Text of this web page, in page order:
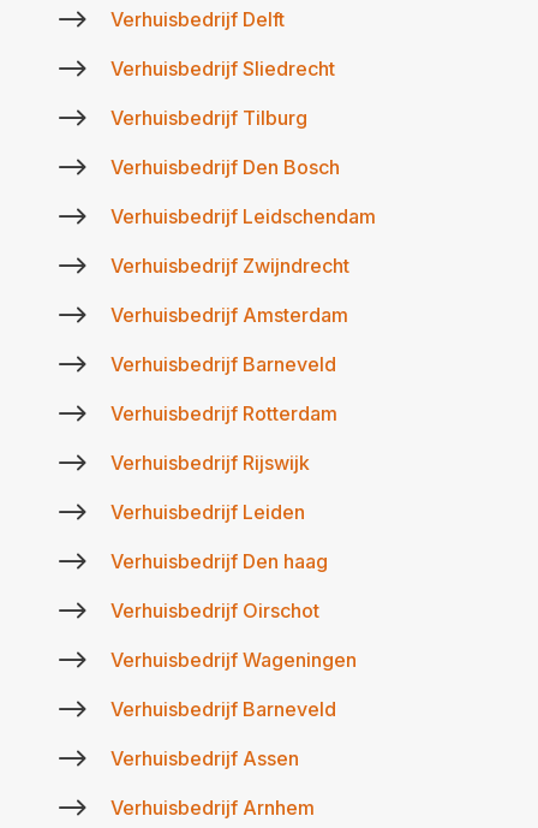
$ Verhuisbedrijf Delft
$ Verhuisbedrijf Sliedrecht
$ Verhuisbedrijf Tilburg
$ Verhuisbedrijf Den Bosch
$ Verhuisbedrijf Leidschendam
$ Verhuisbedrijf Zwijndrecht
$ Verhuisbedrijf Amsterdam
$ Verhuisbedrijf Barneveld
$ Verhuisbedrijf Rotterdam
$ Verhuisbedrijf Rijswijk
$ Verhuisbedrijf Leiden
$ Verhuisbedrijf Den haag
$ Verhuisbedrijf Oirschot
$ Verhuisbedrijf Wageningen
$ Verhuisbedrijf Barneveld
$ Verhuisbedrijf Assen
$ Verhuisbedrijf Arnhem